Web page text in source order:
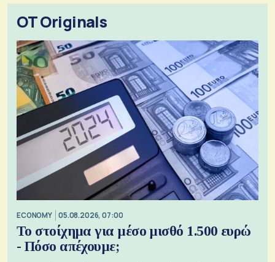
OT Originals
ECONOMY 05.08.2026, 07:00
Το στοίχημα για μέσο μισθό 1.500 ευρώ
- Πόσο απέχουμε;